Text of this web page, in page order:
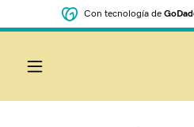
Con tecnología de